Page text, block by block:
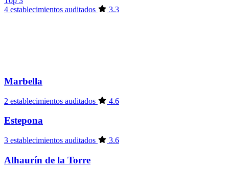
4 establecimientos auditados
3.3
Marbella
2 establecimientos auditados 4.6
Estepona
3 establecimientos auditados 3.6
Alhaurín de la Torre